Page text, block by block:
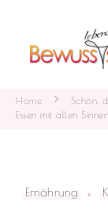
Home Schön,
Essen mit allen Sinnen
Ernährung